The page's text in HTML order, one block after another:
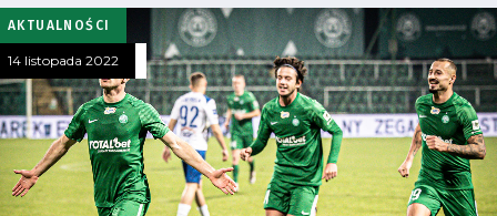
AKTUALNOŚCI
14 listopada 2022